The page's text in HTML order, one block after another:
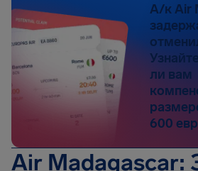
А/к Air
ли вам
600
Air Madagascar: